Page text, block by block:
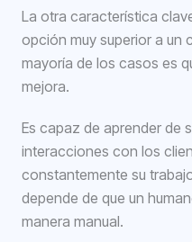
La otra característica
opción muy superior a un
mayoría de los casos es
mejora.
Es capaz de aprender de
interacciones con los
constantemente su
depende de que un
manera manual.